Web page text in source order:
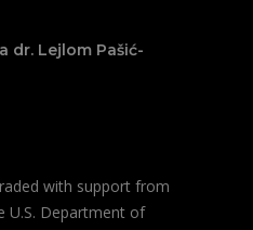
dr. Lejlom Pašić-
with support from
U.S. Department of